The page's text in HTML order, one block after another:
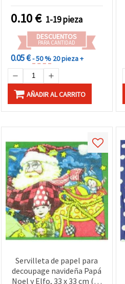
hoja suelta para
manualidades y
decoración de mesa, 1
unidad
0.10€ 1-19 pieza
DESCUENTOS
PARA CANTIDAD
0.05 €- 50 % 20 pieza +
AÑADIR AL CARRITO
Servilleta de papel para
decoupage navideña Papá
Noel y Elfo, 33 x 33 cm (13